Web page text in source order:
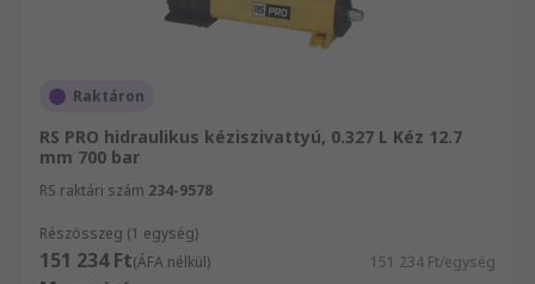
Raktáron
RS PRO hidraulikus kéziszivattyú, 0.327 L Kéz 12.7
mm 700 bar
RS raktári szám 234-9578
Részösszeg (1 egység)
151 234 Ft(ÁFA nélkül) 151 234 Ft/egység